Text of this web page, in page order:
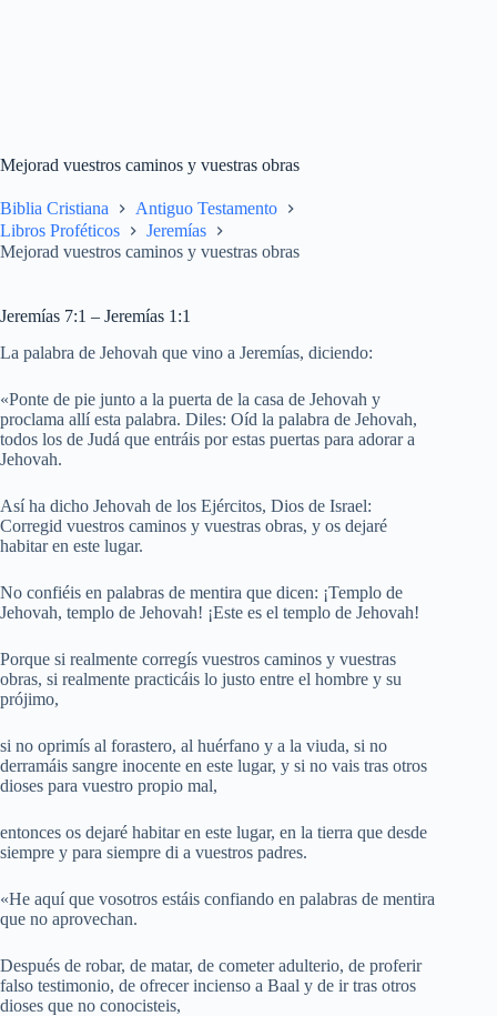
Mejorad vuestros caminos y vuestras obras
Biblia Cristiana
Antiguo Testamento
Libros Proféticos
Jeremías
Mejorad vuestros caminos y vuestras obras
Jeremías 7:1 – Jeremías 1:1
La palabra de Jehovah que vino a Jeremías, diciendo:
«Ponte de pie junto a la puerta de la casa de Jehovah y
proclama allí esta palabra. Diles: Oíd la palabra de Jehovah,
todos los de Judá que entráis por estas puertas para adorar a
Jehovah.
Así ha dicho Jehovah de los Ejércitos, Dios de Israel:
Corregid vuestros caminos y vuestras obras, y os dejaré
habitar en este lugar.
No confiéis en palabras de mentira que dicen: ¡Templo de
Jehovah, templo de Jehovah! ¡Este es el templo de Jehovah!
Porque si realmente corregís vuestros caminos y vuestras
obras, si realmente practicáis lo justo entre el hombre y su
prójimo,
si no oprimís al forastero, al huérfano y a la viuda, si no
derramáis sangre inocente en este lugar, y si no vais tras otros
dioses para vuestro propio mal,
entonces os dejaré habitar en este lugar, en la tierra que desde
siempre y para siempre di a vuestros padres.
«He aquí que vosotros estáis confiando en palabras de mentira
que no aprovechan.
Después de robar, de matar, de cometer adulterio, de proferir
falso testimonio, de ofrecer incienso a Baal y de ir tras otros
dioses que no conocisteis,